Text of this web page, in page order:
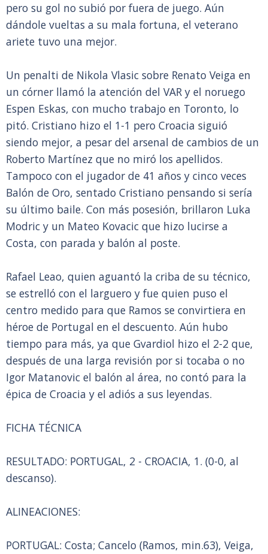
pero su gol no subió por fuera de juego. Aún
dándole vueltas a su mala fortuna, el veterano
ariete tuvo una mejor.
Un penalti de Nikola Vlasic sobre Renato Veiga en
un córner llamó la atención del VAR y el noruego
Espen Eskas, con mucho trabajo en Toronto, lo
pitó. Cristiano hizo el 1-1 pero Croacia siguió
siendo mejor, a pesar del arsenal de cambios de un
Roberto Martínez que no miró los apellidos.
Tampoco con el jugador de 41 años y cinco veces
Balón de Oro, sentado Cristiano pensando si sería
su último baile. Con más posesión, brillaron Luka
Modric y un Mateo Kovacic que hizo lucirse a
Costa, con parada y balón al poste.
Rafael Leao, quien aguantó la criba de su técnico,
se estrelló con el larguero y fue quien puso el
centro medido para que Ramos se convirtiera en
héroe de Portugal en el descuento. Aún hubo
tiempo para más, ya que Gvardiol hizo el 2-2 que,
después de una larga revisión por si tocaba o no
Igor Matanovic el balón al área, no contó para la
épica de Croacia y el adiós a sus leyendas.
FICHA TÉCNICA
RESULTADO: PORTUGAL, 2 - CROACIA, 1. (0-0, al
descanso).
ALINEACIONES:
PORTUGAL: Costa; Cancelo (Ramos, min.63), Veiga,